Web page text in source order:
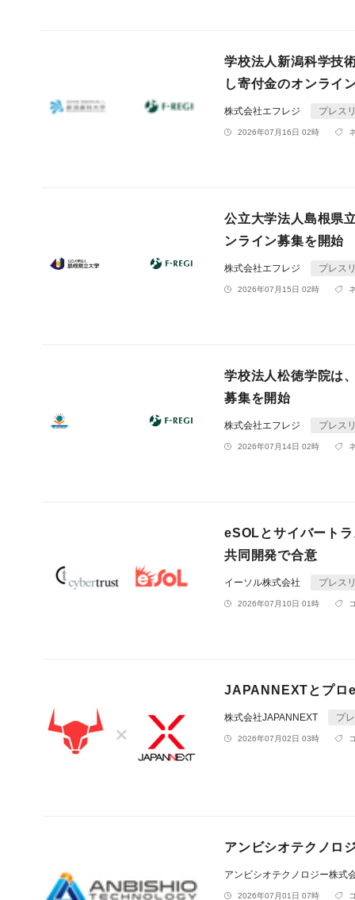
学校法人新潟科学技
し寄付金のオンライ
株式会社エフレジ プレス
2026年07月16日 02時
公立大学法人島根県
ンライン募集を開始
株式会社エフレジ プレス
2026年07月15日 02時
学校法人松徳学院は
募集を開始
株式会社エフレジ プレス
2026年07月14日 02時
eSOLとサイバート
共同開発で合意
イーソル株式会社 プレス
2026年07月10日 01時
JAPANNEXTとプロ
株式会社JAPANNEXT プ
2026年07月02日 03時
アンビシオテクノロ
アンビシオテクノロジー株式
2026年07月01日 07時